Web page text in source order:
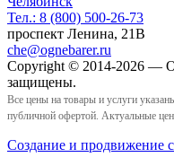
Тел.: 8 (800) 500-26-73
проспект Ленина, 21В
che@ognebarer.ru
Copyright © 2014-2026 —
защищены.
Все цены на товары и услуги
публичной офертой. Актуальные
Создание и продвижение